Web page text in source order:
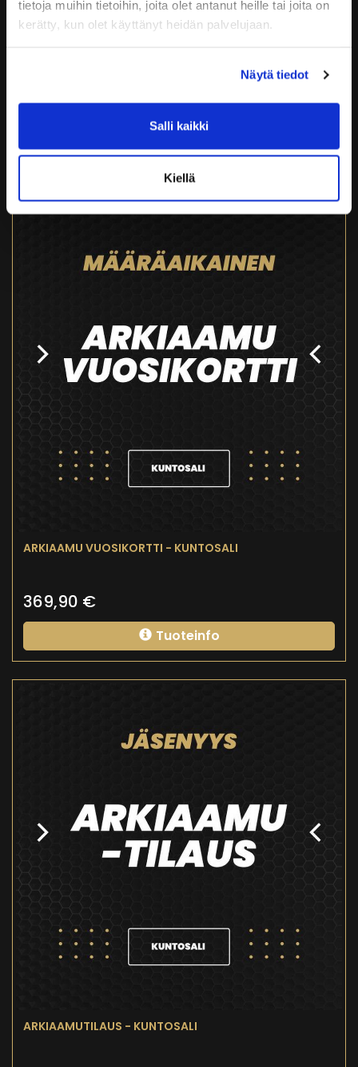
tietoja muihin tietoihin, joita olet antanut heille tai joita on
kerätty, kun olet käyttänyt heidän palvelujaan.
Näytä tiedot
Salli kaikki
Kiellä
20XKORTTI - KUNTOSALI + RYHMÄLIIKUNTA
Tuoteinfo
ARKIAAMU VUOSIKORTTI - KUNTOSALI
369,90 €
Tuoteinfo
ARKIAAMUTILAUS - KUNTOSALI